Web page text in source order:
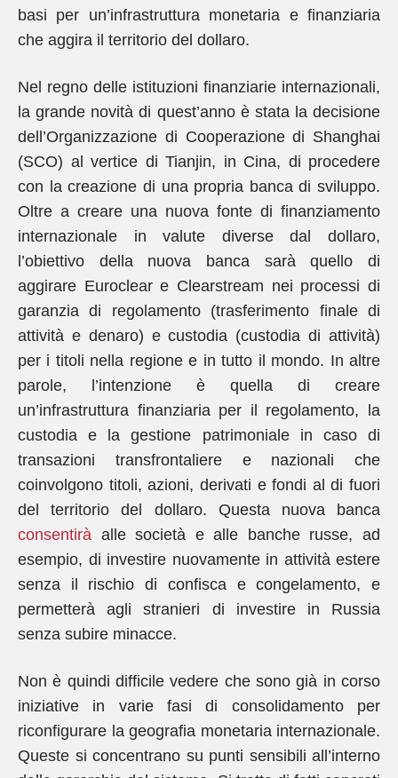
basi per un’infrastruttura monetaria e finanziaria
che aggira il territorio del dollaro.
Nel regno delle istituzioni finanziarie internazionali,
la grande novità di quest’anno è stata la decisione
dell’Organizzazione di Cooperazione di Shanghai
(SCO) al vertice di Tianjin, in Cina, di procedere
con la creazione di una propria banca di sviluppo.
Oltre a creare una nuova fonte di finanziamento
internazionale in valute diverse dal dollaro,
l’obiettivo della nuova banca sarà quello di
aggirare Euroclear e Clearstream nei processi di
garanzia di regolamento (trasferimento finale di
attività e denaro) e custodia (custodia di attività)
per i titoli nella regione e in tutto il mondo. In altre
parole, l’intenzione è quella di creare
un’infrastruttura finanziaria per il regolamento, la
custodia e la gestione patrimoniale in caso di
transazioni transfrontaliere e nazionali che
coinvolgono titoli, azioni, derivati e fondi al di fuori
del territorio del dollaro. Questa nuova banca
consentirà alle società e alle banche russe, ad
esempio, di investire nuovamente in attività estere
senza il rischio di confisca e congelamento, e
permetterà agli stranieri di investire in Russia
senza subire minacce.
Non è quindi difficile vedere che sono già in corso
iniziative in varie fasi di consolidamento per
riconfigurare la geografia monetaria internazionale.
Queste si concentrano su punti sensibili all’interno